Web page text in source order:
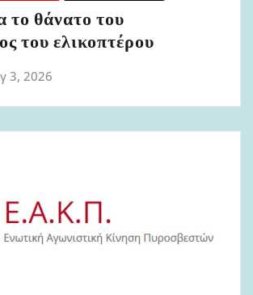
θάνατο του
του ελικοπτέρου
3, 2026